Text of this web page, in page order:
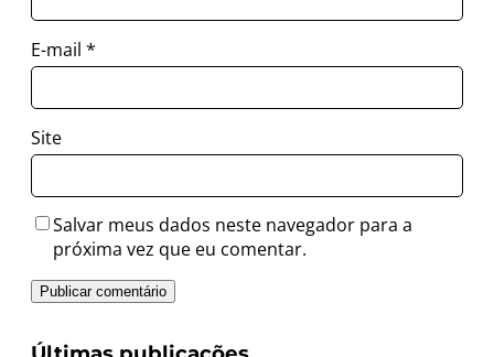
E-mail *
Site
Salvar meus dados neste navegador para a
próxima vez que eu comentar.